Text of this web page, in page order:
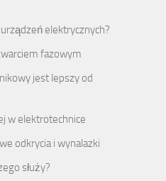
elektrycznych?
fazowym
jest lepszy od
w elektrotechnice
odkrycia i wynalazki
służy?